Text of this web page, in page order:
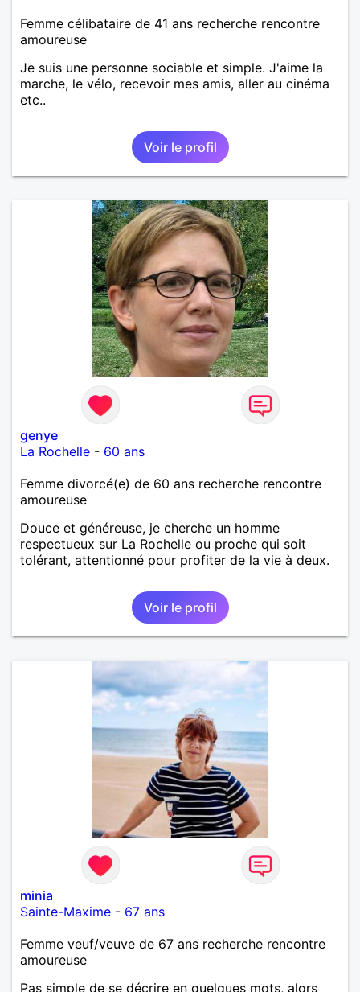
Femme célibataire de 41 ans recherche rencontre
amoureuse
Je suis une personne sociable et simple. J'aime la
marche, le vélo, recevoir mes amis, aller au cinéma
etc..
Voir le profil
genye
La Rochelle - 60 ans
Femme divorcé(e) de 60 ans recherche rencontre
amoureuse
Douce et généreuse, je cherche un homme
respectueux sur La Rochelle ou proche qui soit
tolérant, attentionné pour profiter de la vie à deux.
Voir le profil
minia
Sainte-Maxime - 67 ans
Femme veuf/veuve de 67 ans recherche rencontre
amoureuse
Pas simple de se décrire en quelques mots, alors